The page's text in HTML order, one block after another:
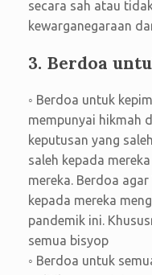
secara sah atau
kewarganegaraan
3. Berdoa
◦ Berdoa untuk
mempunyai hikmah
keputusan yang
saleh kepada
mereka. Berdoa
kepada mereka
pandemik ini.
semua bisyop
◦ Berdoa untuk